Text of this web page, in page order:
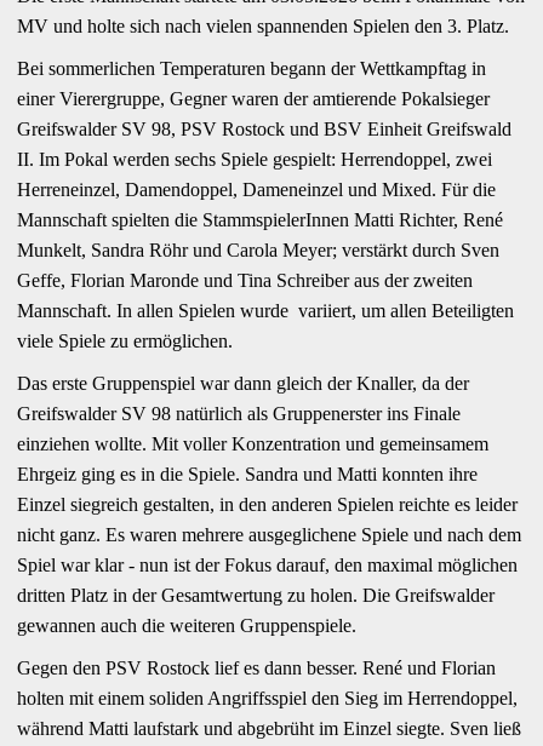
MV und holte sich nach vielen spannenden Spielen den 3. Platz.
Bei sommerlichen Temperaturen begann der Wettkampftag in
einer Vierergruppe, Gegner waren der amtierende Pokalsieger
Greifswalder SV 98, PSV Rostock und BSV Einheit Greifswald
II. Im Pokal werden sechs Spiele gespielt: Herrendoppel, zwei
Herreneinzel, Damendoppel, Dameneinzel und Mixed. Für die
Mannschaft spielten die StammspielerInnen Matti Richter, René
Munkelt, Sandra Röhr und Carola Meyer; verstärkt durch Sven
Geffe, Florian Maronde und Tina Schreiber aus der zweiten
Mannschaft. In allen Spielen wurde variiert, um allen Beteiligten
viele Spiele zu ermöglichen.
Das erste Gruppenspiel war dann gleich der Knaller, da der
Greifswalder SV 98 natürlich als Gruppenerster ins Finale
einziehen wollte. Mit voller Konzentration und gemeinsamem
Ehrgeiz ging es in die Spiele. Sandra und Matti konnten ihre
Einzel siegreich gestalten, in den anderen Spielen reichte es leider
nicht ganz. Es waren mehrere ausgeglichene Spiele und nach dem
Spiel war klar - nun ist der Fokus darauf, den maximal möglichen
dritten Platz in der Gesamtwertung zu holen. Die Greifswalder
gewannen auch die weiteren Gruppenspiele.
Gegen den PSV Rostock lief es dann besser. René und Florian
holten mit einem soliden Angriffsspiel den Sieg im Herrendoppel,
während Matti laufstark und abgebrüht im Einzel siegte. Sven ließ